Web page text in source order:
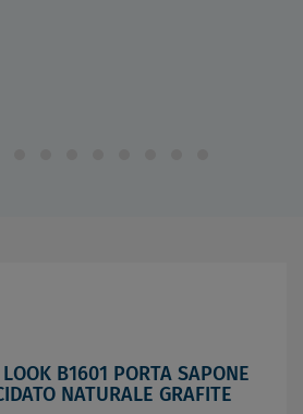
B1601 PORTA SAPONE
NATURALE GRAFITE